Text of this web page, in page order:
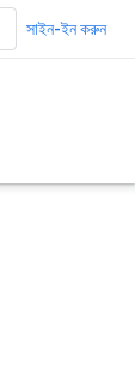
সাইন-ইন করুন